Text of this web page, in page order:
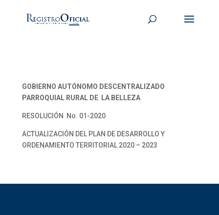
GOBIERNO AUTÓNOMO DESCENTRALIZADO
PARROQUIAL RURAL DE LA BELLEZA
RESOLUCIÓN No. 01-2020
ACTUALIZACIÓN DEL PLAN DE DESARROLLO Y
ORDENAMIENTO TERRITORIAL 2020 – 2023